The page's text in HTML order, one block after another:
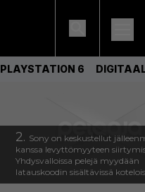
PLAYSTATION 6
2. Sony on keskustellut
kanssa levyttömyyteen
Yhdysvalloissa pelejä myydään
latauskoodin sisältävissä